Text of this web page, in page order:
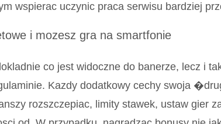
wspierac uczynic praca serwisu bardziej
i mozesz gra na smartfonie
co jest widoczne do banerze, lecz i
Kazdy dodatkowy cechy swoja
rozszczepiac, limity stawek, ustaw gier